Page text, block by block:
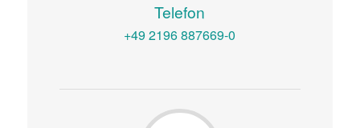
Telefon
+49 2196 887669-0